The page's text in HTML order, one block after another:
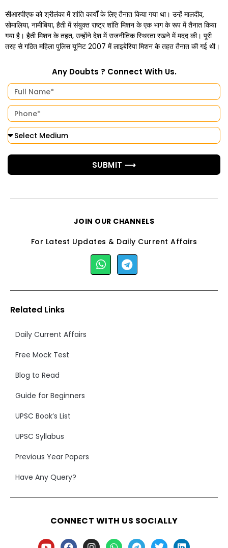
सीआरपीएफ को श्रीलंका में शांति कार्यों के लिए तैनात किया गया था। उन्हें मालदीव,
सोमालिया, नामीबिया, हैती में संयुक्त राष्ट्र शांति मिशन के एक भाग के रूप में तैनात किया
गया है। हैती मिशन के तहत, उन्होंने देश में राजनीतिक स्थिरता रखने में मदद की। पूरी
तरह से गठित महिला पुलिस यूनिट 2007 में लाइबेरिया मिशन के तहत तैनात की गई थी।
Any Doubts ? Connect With Us.
SUBMIT ⟶
JOIN OUR CHANNELS
For Latest Updates & Daily Current Affairs
Related Links
Daily Current Affairs
Free Mock Test
Blog to Read
Guide for Beginners
UPSC Book’s List
UPSC Syllabus
Previous Year Papers
Have Any Query?
CONNECT WITH US SOCIALLY